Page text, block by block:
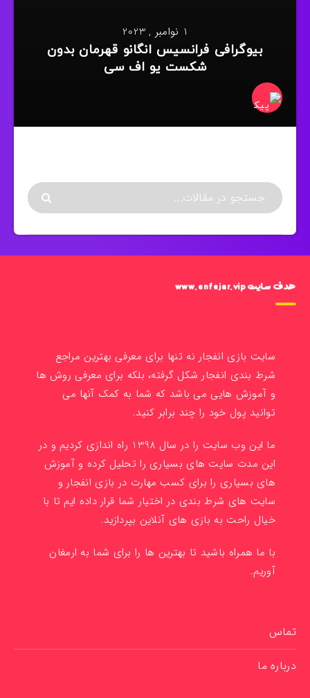
1 نوامبر , 2023
بیوگرافی فرانسیس انگانو قهرمان بدون
شکست یو اف سی
هدف سایت www.enfejar.vip
سایت بازی انفجار نه تنها برای معرفی بهترین مراجع
شرط بندی انفجار شکل گرفته، بلکه برای معرفی روش ها
و آموزش هایی می باشد که شما به کمک آنها می
توانید پول خود را چند برابر کنید.
ما این وب سایت را در سال 1398 راه اندازی کردیم و در
این مدت سایت های بسیاری را تحلیل کرده و آموزش
های بسیاری را برای کسب مهارت در بازی انفجار و
سایت های شرط بندی در اختیار شما قرار داده ایم تا با
خیال راحت به بازی های آنلاین بپردازید.
با ما همراه باشید تا بهترین ها را برای شما به ارمغان
آوریم.
تماس
درباره ما